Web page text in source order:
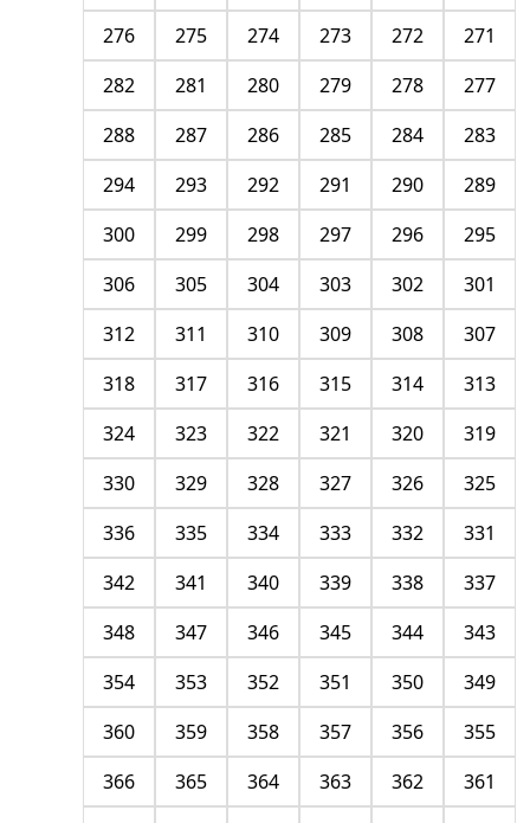
271
272
273
274
275
276
277
278
279
280
281
282
283
284
285
286
287
288
289
290
291
292
293
294
295
296
297
298
299
300
301
302
303
304
305
306
307
308
309
310
311
312
313
314
315
316
317
318
319
320
321
322
323
324
325
326
327
328
329
330
331
332
333
334
335
336
337
338
339
340
341
342
343
344
345
346
347
348
349
350
351
352
353
354
355
356
357
358
359
360
361
362
363
364
365
366